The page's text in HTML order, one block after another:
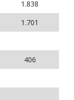
1.838
1.701
406